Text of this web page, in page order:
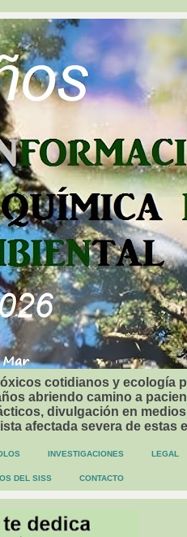
cotidianos y ecología
abriendo camino a
divulgación en
afectada severa de estas
INVESTIGACIONES LEGAL
DEL SISS CONTACTO